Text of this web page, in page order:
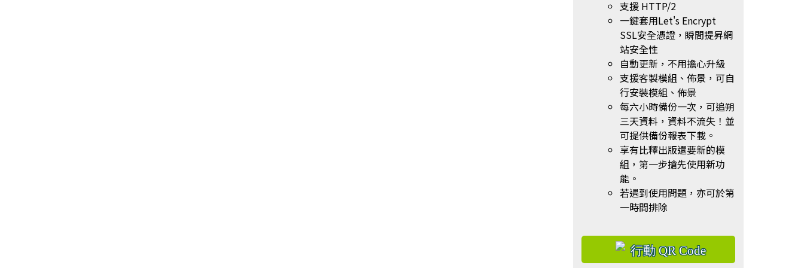
支援 HTTP/2
一鍵套用Let's Encrypt
SSL安全憑證，瞬間提昇網
站安全性
自動更新，不用擔心升級
支援客製模組、佈景，可自
行安裝模組、佈景
每六小時備份一次，可追朔
三天資料，資料不流失！並
可提供備份報表下載。
享有比釋出版還要新的模
組，第一步搶先使用新功
能。
若遇到使用問題，亦可於第
一時間排除